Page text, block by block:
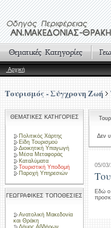
Αρχική
Τουρισμός - Σύγχρονη Ζωή
ΘΕΜΑΤΙΚΕΣ ΚΑΤΗΓΟΡΙΕΣ
Πολιτικός Χάρτης
Είδη Τουρισμού
Διοικητική Υπαγωγή
Μέσα Μεταφοράς
Καταλύματα
Τουριστική Υποδομή
Παροχή Υπηρεσιών
ΓΕΩΓΡΑΦΙΚΕΣ ΤΟΠΟΘΕΣΙΕΣ
Ανατολική Μακεδονία
και Θράκη
Δεν
05/
Εδώ ο